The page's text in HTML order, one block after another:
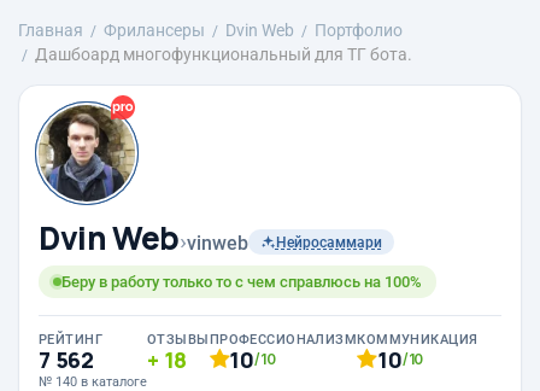
Главная Фрилансеры Dvin Web
Портфолио
Дашбоард многофункциональный для ТГ бота.
Dvin Web›vinweb Нейросаммари
Беру в работу только то с чем справлюсь на 100%
РЕЙТИНГ
7 562
№ 140 в каталоге
ОТЗЫВЫ
18
ПРОФЕССИОНАЛИЗМ
10/10
КОММУНИКАЦИЯ
10/10